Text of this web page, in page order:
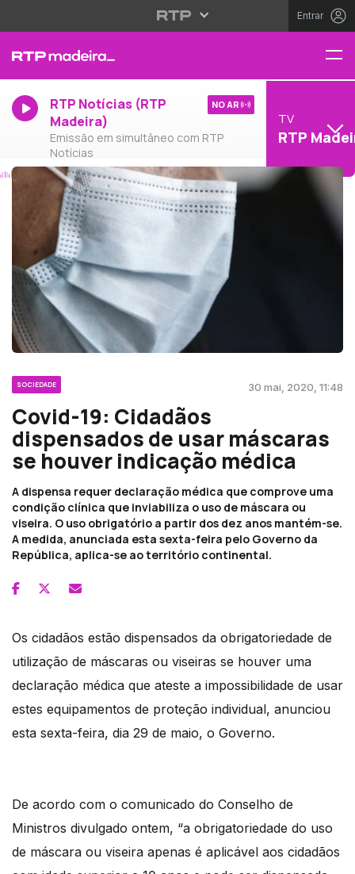
Entrar
RTP Notícias (RTP
Madeira)
Emissão em simultâneo com RTP
Notícias
NO AR
TV
RTP
SOCIEDADE 30 mai, 2020, 11:48
Covid-19: Cidadãos
dispensados de usar máscaras
se houver indicação médica
A dispensa requer declaração médica que comprove uma
condição clínica que inviabiliza o uso de máscara ou
viseira. O uso obrigatório a partir dos dez anos mantém-se.
A medida, anunciada esta sexta-feira pelo Governo da
República, aplica-se ao território continental.
Os cidadãos estão dispensados da obrigatoriedade de
utilização de máscaras ou viseiras se houver uma
declaração médica que ateste a impossibilidade de usar
estes equipamentos de proteção individual, anunciou
esta sexta-feira, dia 29 de maio, o Governo.
De acordo com o comunicado do Conselho de
Ministros divulgado ontem, “a obrigatoriedade do uso
de máscara ou viseira apenas é aplicável aos cidadãos